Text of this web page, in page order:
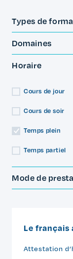
Types de
Domaines
Horaire
Cours de jour
Cours de soir
Temps plein
Temps partiel
Mode de
Le français
Attestation